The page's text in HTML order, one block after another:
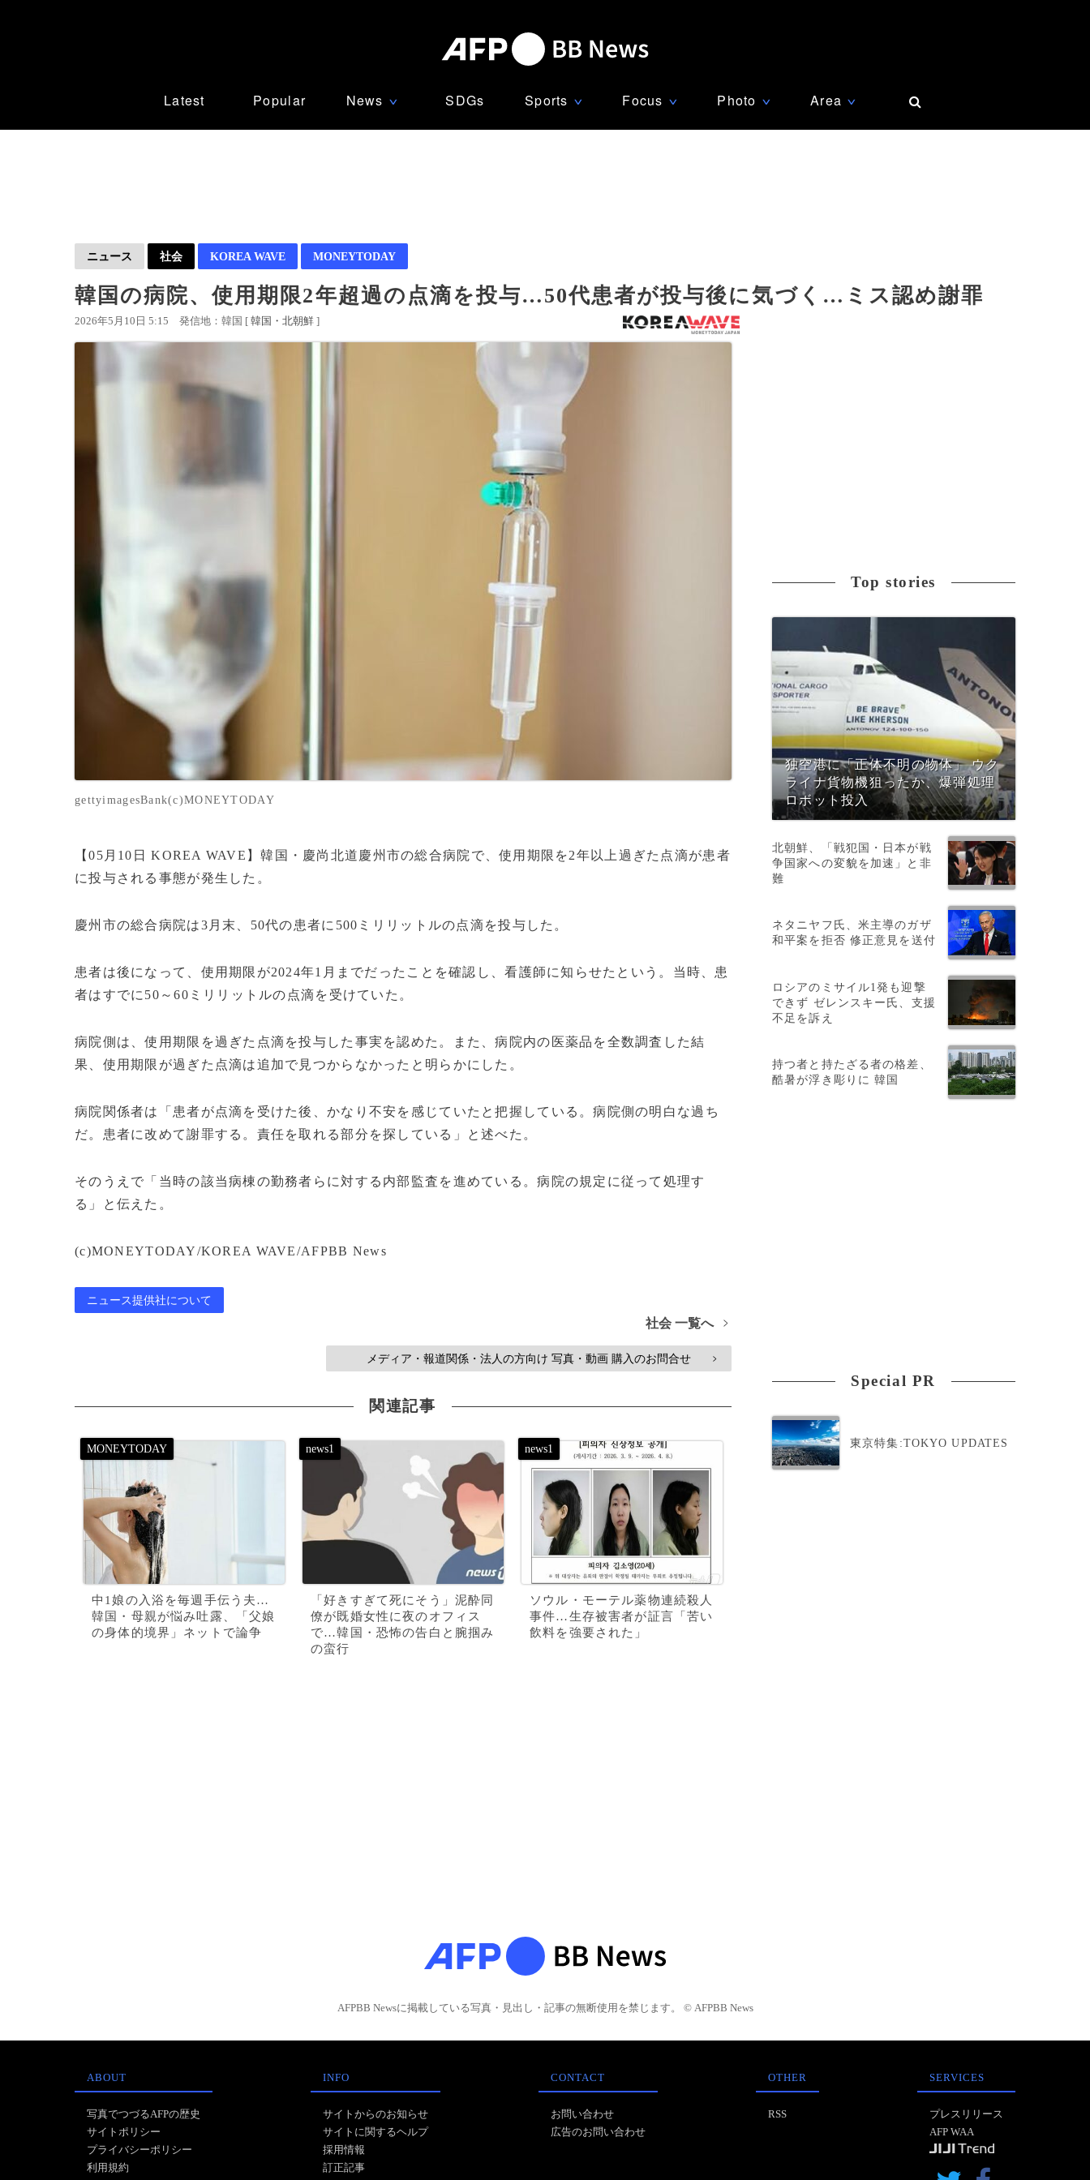
Latest Popular News ∨ SDGs Sports ∨ Focus ∨ Photo ∨ Area ∨
ニュース 社会 KOREA WAVE MONEYTODAY
韓国の病院、使用期限2年超過の点滴を投与…50代患者が投与後に気づく…ミス認め謝罪
2026年5月10日 5:15 発信地：韓国 [ 韓国・北朝鮮 ]
gettyimagesBank(c)MONEYTODAY
【05月10日 KOREA WAVE】韓国・慶尚北道慶州市の総合病院で、使用期限を2年以上過ぎた点滴が患者
に投与される事態が発生した。
慶州市の総合病院は3月末、50代の患者に500ミリリットルの点滴を投与した。
患者は後になって、使用期限が2024年1月までだったことを確認し、看護師に知らせたという。当時、患
者はすでに50～60ミリリットルの点滴を受けていた。
病院側は、使用期限を過ぎた点滴を投与した事実を認めた。また、病院内の医薬品を全数調査した結
果、使用期限が過ぎた点滴は追加で見つからなかったと明らかにした。
病院関係者は「患者が点滴を受けた後、かなり不安を感じていたと把握している。病院側の明白な過ち
だ。患者に改めて謝罪する。責任を取れる部分を探している」と述べた。
そのうえで「当時の該当病棟の勤務者らに対する内部監査を進めている。病院の規定に従って処理す
る」と伝えた。
(c)MONEYTODAY/KOREA WAVE/AFPBB News
ニュース提供社について
社会 一覧へ >
メディア・報道関係・法人の方向け 写真・動画 購入のお問合せ >
関連記事
中1娘の入浴を毎週手伝う夫…
韓国・母親が悩み吐露、「父娘
の身体的境界」ネットで論争
「好きすぎて死にそう」泥酔同
僚が既婚女性に夜のオフィス
で…韓国・恐怖の告白と腕掴み
の蛮行
ソウル・モーテル薬物連続殺人
事件…生存被害者が証言「苦い
飲料を強要された」
Top stories
独空港に「正体不明の物体」 ウク
ライナ貨物機狙ったか、爆弾処理
ロボット投入
北朝鮮、「戦犯国・日本が戦
争国家への変貌を加速」と非
難
ネタニヤフ氏、米主導のガザ
和平案を拒否 修正意見を送付
ロシアのミサイル1発も迎撃
できず ゼレンスキー氏、支援
不足を訴え
持つ者と持たざる者の格差、
酷暑が浮き彫りに 韓国
Special PR
東京特集:TOKYO UPDATES
AFPBB Newsに掲載している写真・見出し・記事の無断使用を禁じます。 © AFPBB News
ABOUT
写真でつづるAFPの歴史
サイトポリシー
プライバシーポリシー
利用規約
INFO
サイトからのお知らせ
サイトに関するヘルプ
採用情報
訂正記事
CONTACT
お問い合わせ
広告のお問い合わせ
OTHER
RSS
SERVICES
プレスリリース
AFP WAA